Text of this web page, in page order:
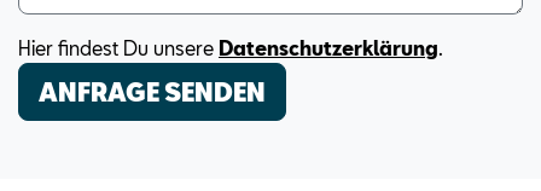
Hier findest Du unsere Datenschutzerklärung.
ANFRAGE SENDEN